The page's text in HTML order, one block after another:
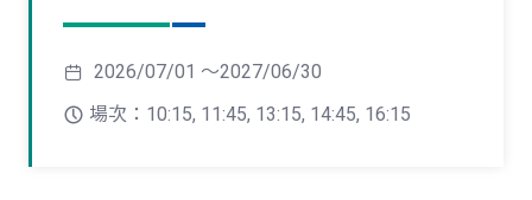
2026/07/01 ～2027/06/30
場次：10:15, 11:45, 13:15, 14:45, 16:15